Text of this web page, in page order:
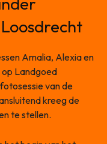
Amalia, Alexia en
Landgoed
van de
kreeg de
te stellen.